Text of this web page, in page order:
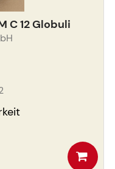
C 12 Globuli